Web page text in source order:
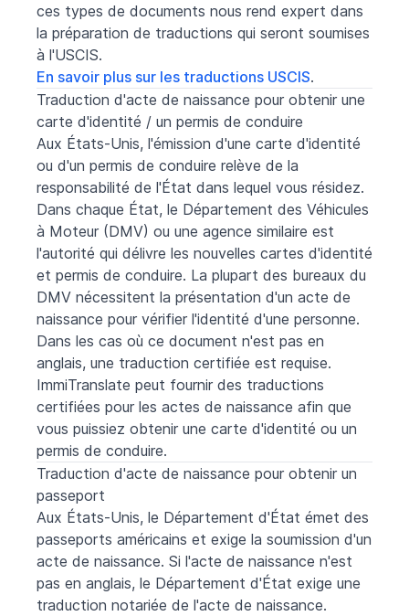
ces types de documents nous rend expert dans
la préparation de traductions qui seront soumises
à l'USCIS.
En savoir plus sur les traductions USCIS.
Traduction d'acte de naissance pour obtenir une
carte d'identité / un permis de conduire
Aux États-Unis, l'émission d'une carte d'identité
ou d'un permis de conduire relève de la
responsabilité de l'État dans lequel vous résidez.
Dans chaque État, le Département des Véhicules
à Moteur (DMV) ou une agence similaire est
l'autorité qui délivre les nouvelles cartes d'identité
et permis de conduire. La plupart des bureaux du
DMV nécessitent la présentation d'un acte de
naissance pour vérifier l'identité d'une personne.
Dans les cas où ce document n'est pas en
anglais, une traduction certifiée est requise.
ImmiTranslate peut fournir des traductions
certifiées pour les actes de naissance afin que
vous puissiez obtenir une carte d'identité ou un
permis de conduire.
Traduction d'acte de naissance pour obtenir un
passeport
Aux États-Unis, le Département d'État émet des
passeports américains et exige la soumission d'un
acte de naissance. Si l'acte de naissance n'est
pas en anglais, le Département d'État exige une
traduction notariée de l'acte de naissance.